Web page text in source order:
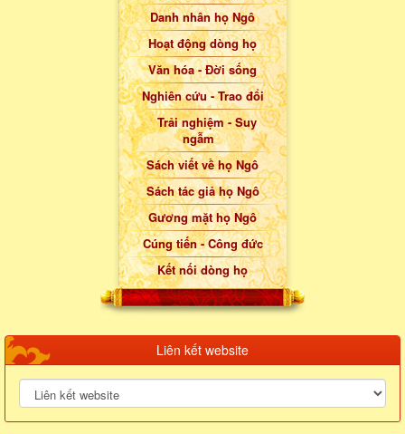
Danh nhân họ Ngô
Hoạt động dòng họ
Văn hóa - Đời sống
Nghiên cứu - Trao đổi
Trải nghiệm - Suy
ngẫm
Sách viết về họ Ngô
Sách tác giả họ Ngô
Gương mặt họ Ngô
Cúng tiến - Công đức
Kết nối dòng họ
Liên kết website